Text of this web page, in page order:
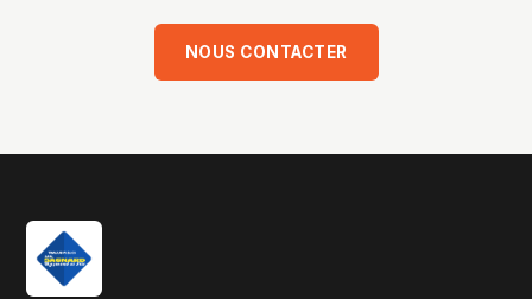
NOUS CONTACTER